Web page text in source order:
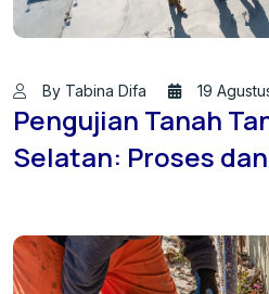
By Tabina Difa 19
Pengujian Tanah
Selatan: Proses